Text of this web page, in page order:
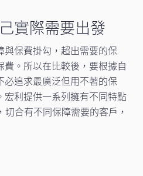
實際需要出發
保費掛勾，超出需要的保
。所以在比較後，要根據自
必追求最廣泛但用不著的保
利提供一系列擁有不同特點
切合有不同保障需要的客戶，